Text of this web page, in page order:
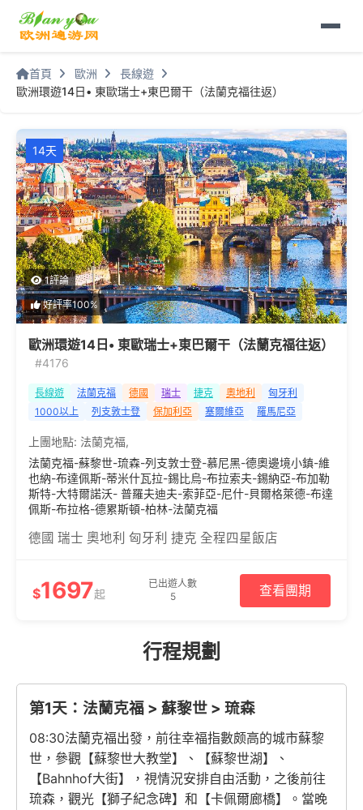
首頁 歐洲
長線遊
歐洲環遊14日• 東歐瑞士+東巴爾干（法蘭克福往返）
14天
1評論
好評率100%
歐洲環遊14日• 東歐瑞士+東巴爾干（法蘭克福往返）
#4176
長線遊 法蘭克福 德國 瑞士 捷克 奧地利
匈牙利
1000以上
列支敦士登 保加利亞 塞爾維亞 羅馬尼亞
上團地點: 法蘭克福,
法蘭克福-蘇黎世-琉森-列支敦士登-慕尼黑-德奧邊境小鎮-維
也納-布達佩斯-蒂米什瓦拉-錫比烏-布拉索夫-錫納亞-布加勒
斯特-大特爾諾沃- 普羅夫迪夫-索菲亞-尼什-貝爾格萊德-布達
佩斯-布拉格-德累斯頓-柏林-法蘭克福
德國 瑞士 奧地利 匈牙利 捷克 全程四星飯店
$1697起
已出遊人數
5
查看團期
行程規劃
第1天：法蘭克福 > 蘇黎世 > 琉森
08:30法蘭克福出發，前往幸福指數颇高的城市蘇黎
世，參觀【蘇黎世大教堂】、【蘇黎世湖】、
【Bahnhof大街】，視情況安排自由活動，之後前往
琉森，觀光【獅子紀念碑】和【卡佩爾廊橋】。當晚